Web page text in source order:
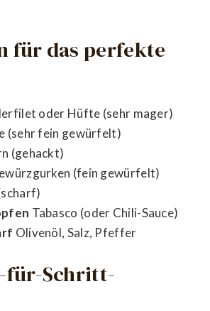
für das perfekte
oder Hüfte (sehr mager)
(sehr fein gewürfelt)
(gehackt)
(fein gewürfelt)
Tabasco (oder Chili-Sauce)
Olivenöl, Salz, Pfeffer
für-Schritt-